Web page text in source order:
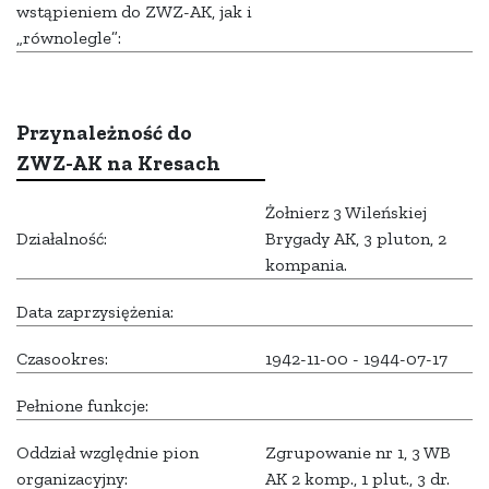
wstąpieniem do ZWZ-AK, jak i
„równolegle”:
Przynależność do
ZWZ-AK na Kresach
Działalność:
Żołnierz 3 Wileńskiej
Brygady AK, 3 pluton, 2
kompania.
Data zaprzysiężenia:
Czasookres: 1942-11-00 - 1944-07-17
Pełnione funkcje:
Oddział względnie pion
organizacyjny:
Zgrupowanie nr 1, 3 WB
AK 2 komp., 1 plut., 3 dr.